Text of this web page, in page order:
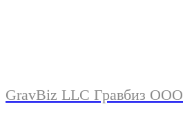
GravBiz LLC Гравбиз ООО